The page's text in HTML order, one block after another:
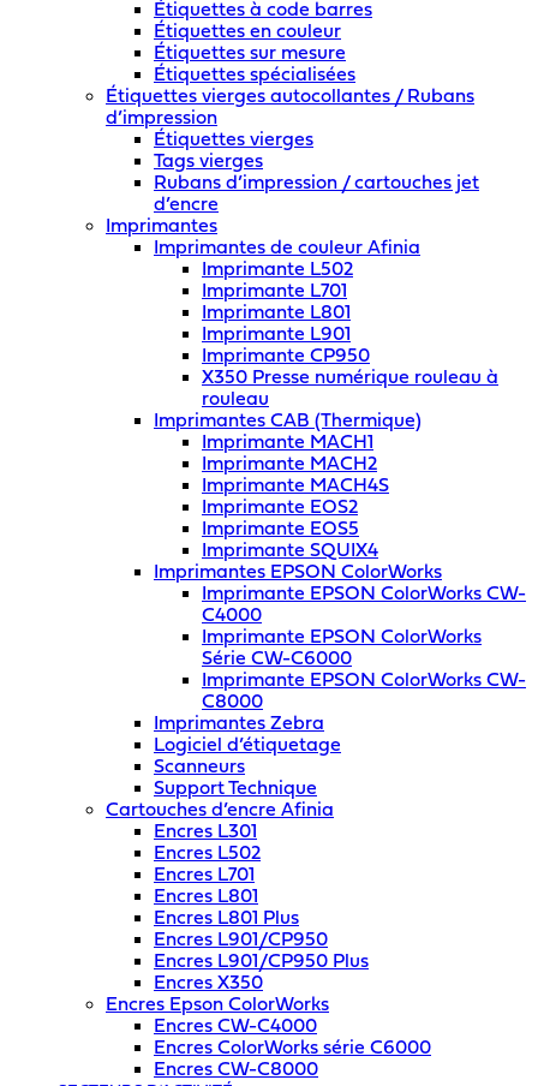
Étiquettes à code barres
Étiquettes en couleur
Étiquettes sur mesure
Étiquettes spécialisées
Étiquettes vierges autocollantes / Rubans
d’impression
Étiquettes vierges
Tags vierges
Rubans d’impression / cartouches jet
d’encre
Imprimantes
Imprimantes de couleur Afinia
Imprimante L502
Imprimante L701
Imprimante L801
Imprimante L901
Imprimante CP950
X350 Presse numérique rouleau à
rouleau
Imprimantes CAB (Thermique)
Imprimante MACH1
Imprimante MACH2
Imprimante MACH4S
Imprimante EOS2
Imprimante EOS5
Imprimante SQUIX4
Imprimantes EPSON ColorWorks
Imprimante EPSON ColorWorks CW-
C4000
Imprimante EPSON ColorWorks
Série CW-C6000
Imprimante EPSON ColorWorks CW-
C8000
Imprimantes Zebra
Logiciel d’étiquetage
Scanneurs
Support Technique
Cartouches d’encre Afinia
Encres L301
Encres L502
Encres L701
Encres L801
Encres L801 Plus
Encres L901/CP950
Encres L901/CP950 Plus
Encres X350
Encres Epson ColorWorks
Encres CW-C4000
Encres ColorWorks série C6000
Encres CW-C8000